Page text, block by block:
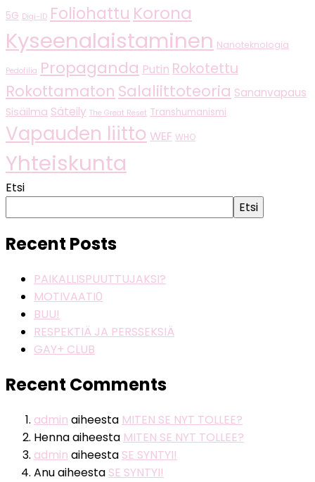
5G Digi-ID Foliohattu Korona
Kyseenalaistaminen Nanoteknologia
Pedofilia Propaganda Putin Rokotettu
Rokottamaton Salaliittoteoria Sananvapaus
Sisäilma Säteily The Great Reset Transhumanismi
Vapauden liitto WEF WHO
Yhteiskunta
Etsi
Etsi
Recent Posts
PAIKALLISPUUTTUJAKSI?
MOTIVAATI0
BUU!
RESPEKTIÄ JA PERSSEKSIÄ
GAY+ CLUB
Recent Comments
admin aiheesta MITEN SE NYT TOLLEE?
Hennaaiheesta MITEN SE NYT TOLLEE?
admin aiheesta SE SYNTYI!
Anuaiheesta SE SYNTYI!